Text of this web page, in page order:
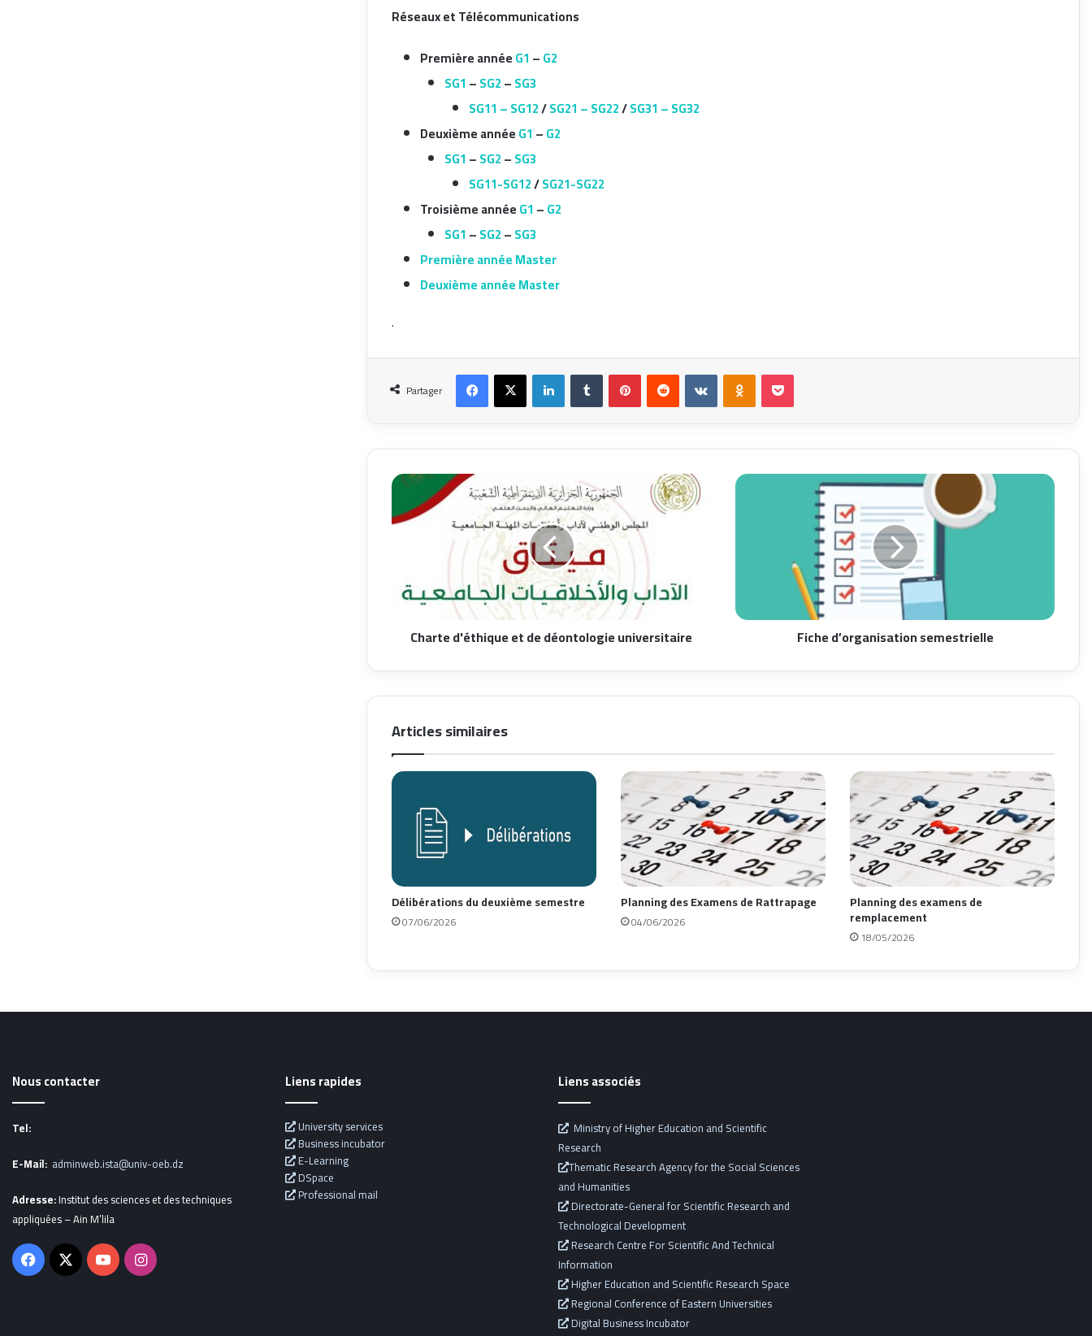
Réseaux et Télécommunications
Première annéeG1 –G2
SG1 –SG2–SG3
SG11 – SG12/SG21 – SG22/SG31 – SG32
Deuxième annéeG1 –G2
SG1 –SG2–SG3
SG11-SG12/SG21-SG22
Troisième annéeG1 –G2
SG1 –SG2–SG3
Première année Master
Deuxième année Master
.
Partager
Facebook
X LinkedinTumblr PinterestReddit VKontakteOdnoklassniki
Pocket
Charte d'éthique et de déontologie universitaire Fiche d’organisation semestrielle
Articles similaires
Délibérations du deuxième semestre
07/06/2026
Planning des Examens de Rattrapage
04/06/2026
Planning des examens de
remplacement
18/05/2026
Nous contacter
Tel:
E-Mail: adminweb.ista@univ-oeb.dz
Adresse:Institut des sciences et des techniques
appliquées – Ain M’lila
Facebook
X YouTubeInstagram
Liens rapides
University services
Business incubator
E-Learning
DSpace
Professional mail
Liens associés
Ministry of Higher Education and Scientific
Research
Thematic Research Agency for the Social Sciences
and Humanities
Directorate-General for Scientific Research and
Technological Development
Research Centre For Scientific And Technical
Information
Higher Education and Scientific Research Space
Regional Conference of Eastern Universities
Digital Business Incubator